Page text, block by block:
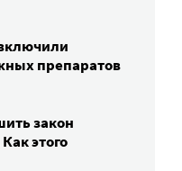
препаратов
закон
этого